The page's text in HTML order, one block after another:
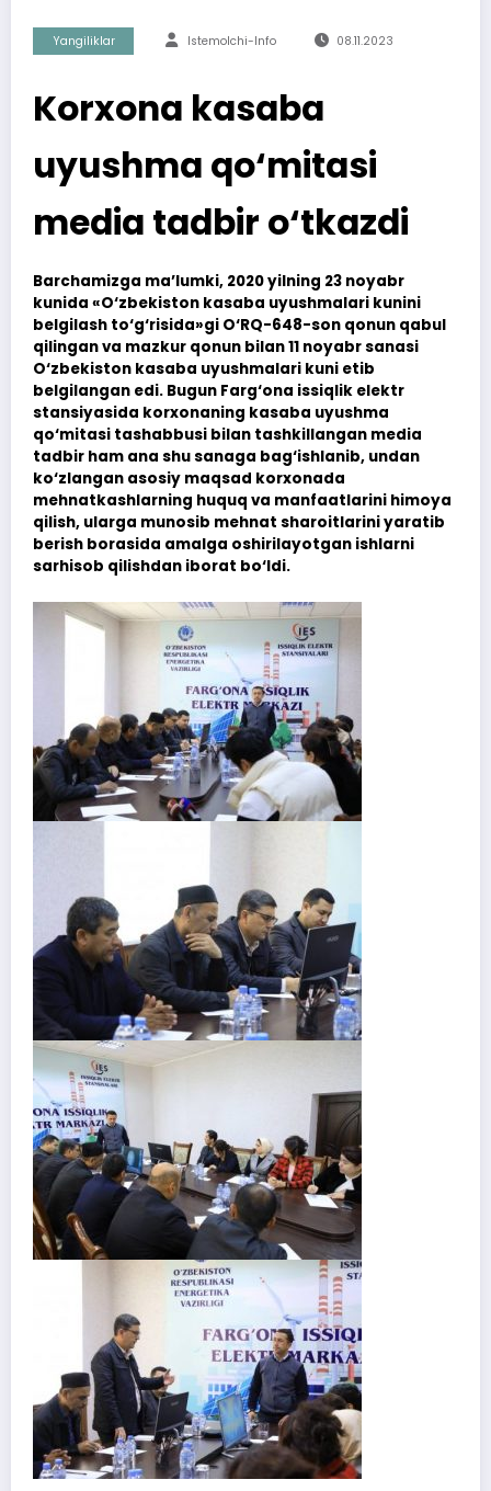
Yangiliklar Istemolchi-Info 08.11.2023
Korxona kasaba
uyushma qo‘mitasi
media tadbir o‘tkazdi
Barchamizga ma’lumki, 2020 yilning 23 noyabr
kunida «O‘zbekiston kasaba uyushmalari kunini
belgilash to‘g‘risida»gi O‘RQ-648-son qonun qabul
qilingan va mazkur qonun bilan 11 noyabr sanasi
O‘zbekiston kasaba uyushmalari kuni etib
belgilangan edi. Bugun Farg‘ona issiqlik elektr
stansiyasida korxonaning kasaba uyushma
qo‘mitasi tashabbusi bilan tashkillangan media
tadbir ham ana shu sanaga bag‘ishlanib, undan
ko‘zlangan asosiy maqsad korxonada
mehnatkashlarning huquq va manfaatlarini himoya
qilish, ularga munosib mehnat sharoitlarini yaratib
berish borasida amalga oshirilayotgan ishlarni
sarhisob qilishdan iborat bo‘ldi.